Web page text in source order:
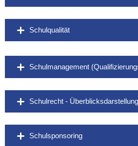
Schulqualität
Schulmanagement
Schulrecht -
Schulsponsoring